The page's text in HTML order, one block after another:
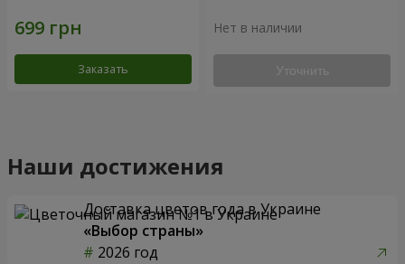
Заказать
Нет в наличии
Уточнить
Наши достижения
Доставка цветов года в Украине
«Выбор страны»
2026 год